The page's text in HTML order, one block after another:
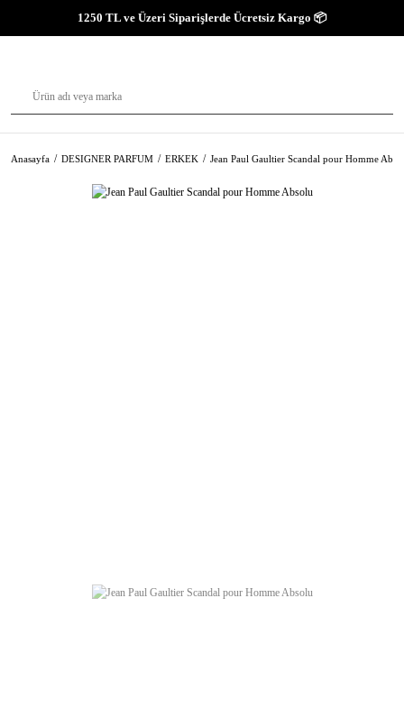
1250 TL ve Üzeri Siparişlerde Ücretsiz Kargo 📦
Anasayfa DESIGNER PARFUM ERKEK Jean Paul Gaultier Scandal pour Homme